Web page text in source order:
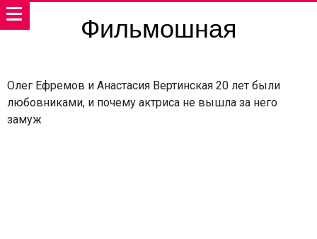
Фильмошная
Олег Ефремов и Анастасия Вертинская 20 лет были
любовниками, и почему актриса не вышла за него
замуж